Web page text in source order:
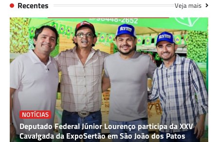
Recentes Veja mais
NOTÍCIAS
Deputado Federal Júnior Lourenço participa da XXV
Cavalgada da ExpoSertão em São João dos Patos